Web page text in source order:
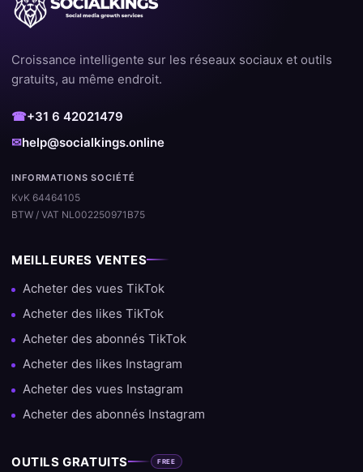
Croissance intelligente sur les réseaux sociaux et outils
gratuits, au même endroit.
☎+31 6 42021479
✉help@socialkings.online
INFORMATIONS SOCIÉTÉ
KvK 64464105
BTW / VAT NL002250971B75
MEILLEURES VENTES
Acheter des vues TikTok
Acheter des likes TikTok
Acheter des abonnés TikTok
Acheter des likes Instagram
Acheter des vues Instagram
Acheter des abonnés Instagram
OUTILS GRATUITS FREE